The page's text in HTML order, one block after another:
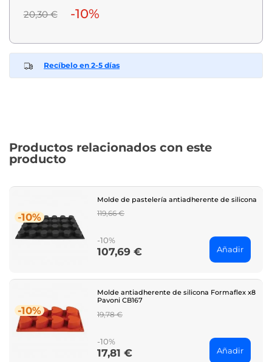
20,30 € -10%
Recíbelo en 2-5 días
Productos relacionados con este
producto
-10%
Molde de pastelería antiadherente de silicona
Regular
119,66 €
-10%
Price
107,69 € Añadir
-10%
Molde antiadherente de silicona Formaflex x8
Pavoni CB167
Regular
19,78 €
-10%
Price
17,81 € Añadir